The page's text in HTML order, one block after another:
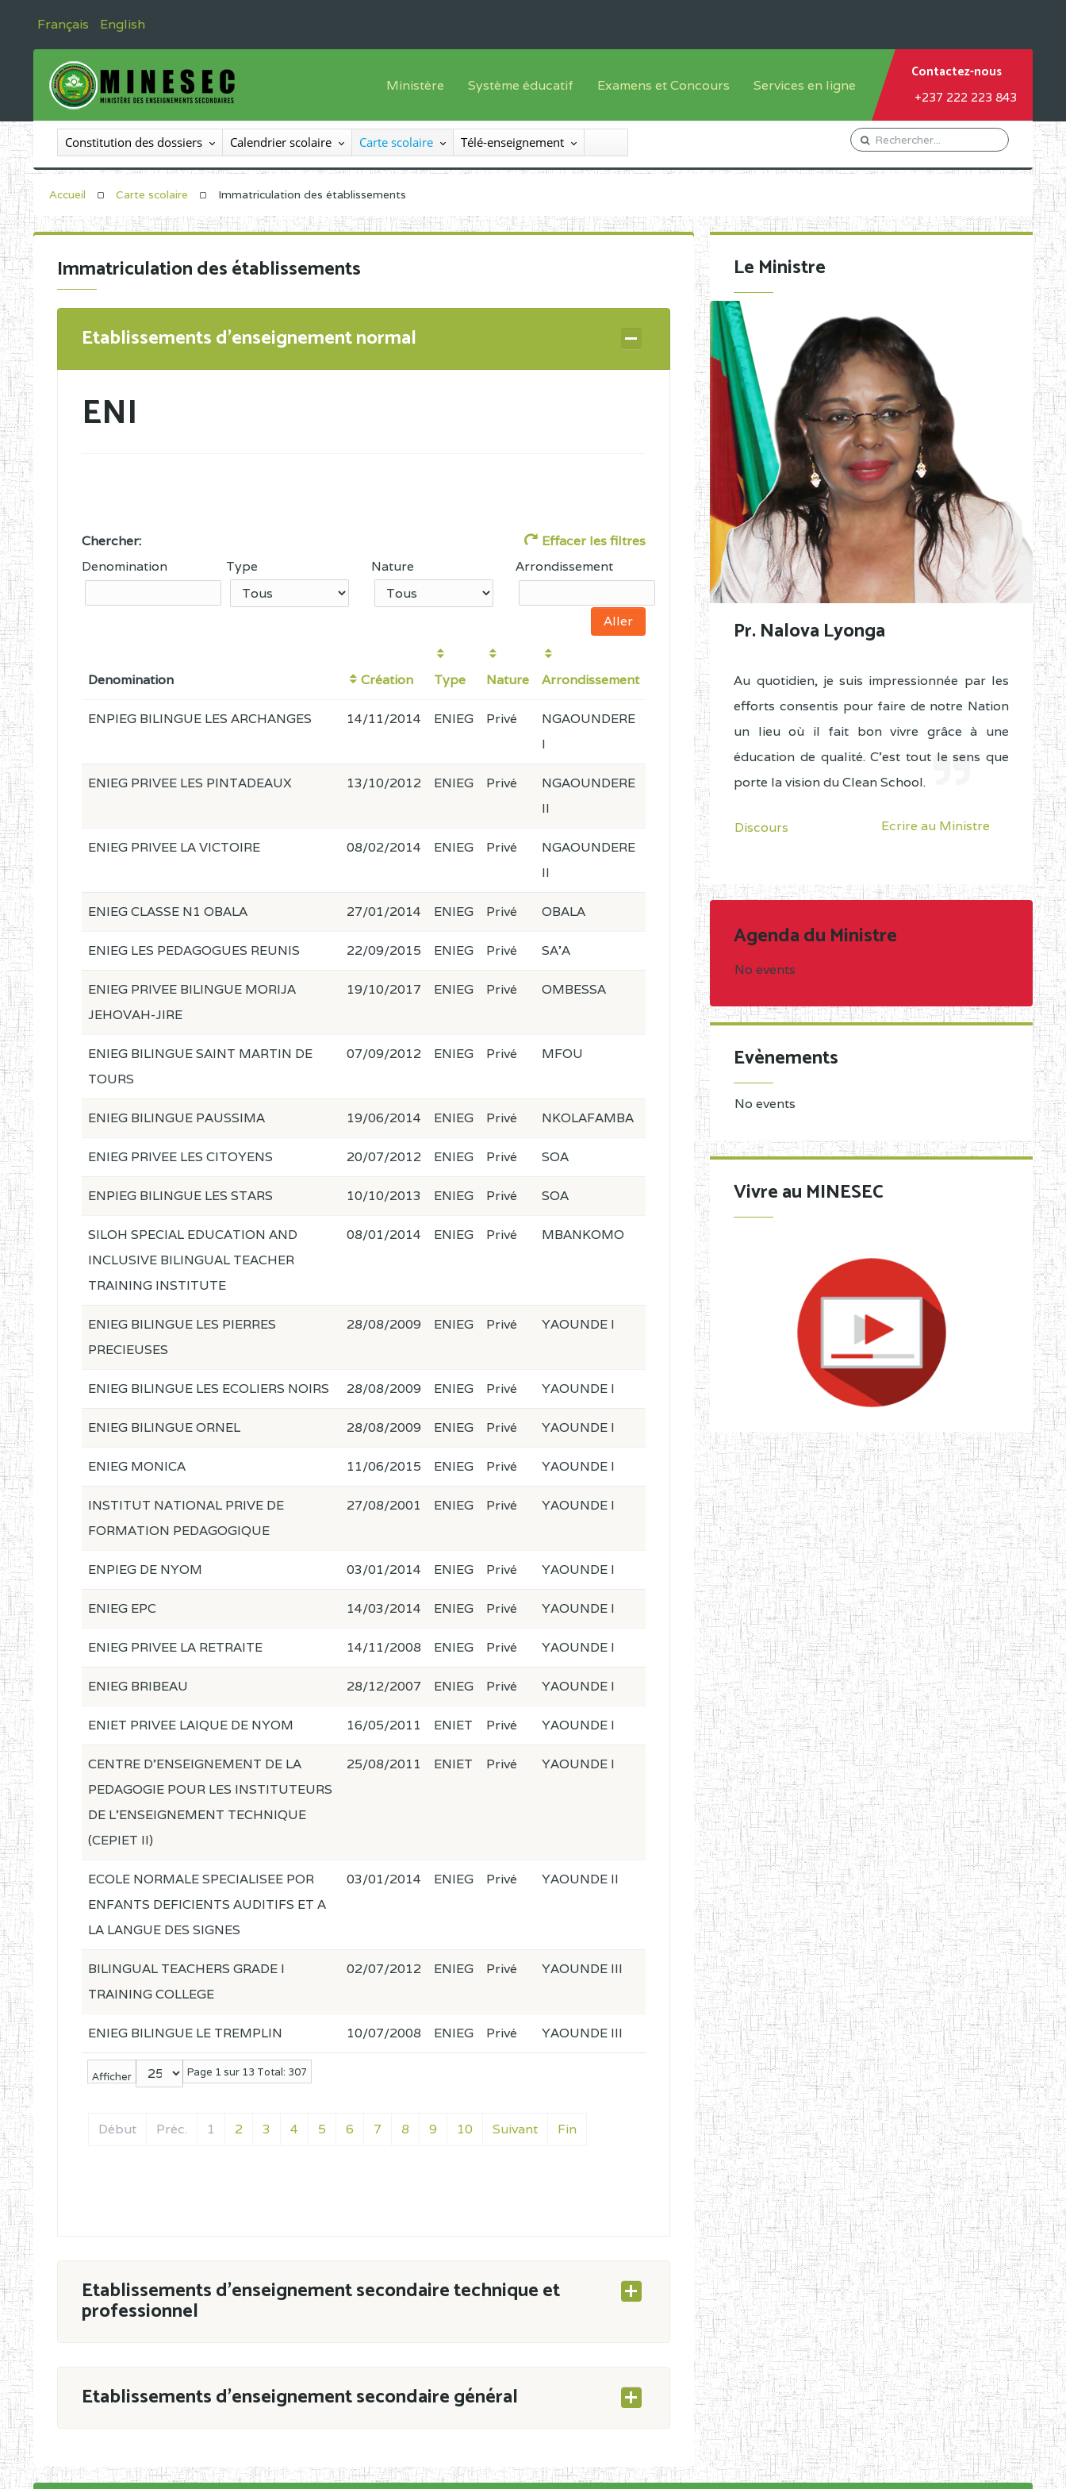
Français English
Ministère
Le Ministre
Le SEESEN
Inspection Générale des Enseignements
Organigramme
Système éducatif
Offre de formation
Sous système francophone
Progammes d'études
Examens et Concours
Inscriptions
Liste des candidats
Diplômes disponibles
Services en ligne
Orientation Conseil
Gestion du Personnel
Demande de subvention
Contactez-nous
+237 222 223 843
Constitution des dossiers Calendrier scolaire Carte scolaire Télé-enseignement
Accueil Carte scolaire Immatriculation des établissements
Immatriculation des établissements
Etablissements d'enseignement normal
ENI
Chercher:
Effacer les filtres
Denomination
Type Nature Arrondissement
Denomination Création Type Nature Arrondissement
Afficher Page 1 sur 13 Total: 307
Début Préc. 1 2 3 4 5 6 7 8 9 10 Suivant Fin
ENPIEG BILINGUE LES ARCHANGES 14/11/2014 ENIEG Privé
NGAOUNDERE
I
ENIEG PRIVEE LES PINTADEAUX 13/10/2012 ENIEG Privé
NGAOUNDERE
II
ENIEG PRIVEE LA VICTOIRE 08/02/2014 ENIEG Privé
NGAOUNDERE
II
ENIEG CLASSE N1 OBALA 27/01/2014 ENIEG Privé OBALA
ENIEG LES PEDAGOGUES REUNIS 22/09/2015 ENIEG Privé SA'A
ENIEG PRIVEE BILINGUE MORIJA
JEHOVAH-JIRE
19/10/2017 ENIEG Privé OMBESSA
ENIEG BILINGUE SAINT MARTIN DE
TOURS
07/09/2012 ENIEG Privé MFOU
ENIEG BILINGUE PAUSSIMA 19/06/2014 ENIEG Privé NKOLAFAMBA
ENIEG PRIVEE LES CITOYENS 20/07/2012 ENIEG Privé SOA
ENPIEG BILINGUE LES STARS 10/10/2013 ENIEG Privé SOA
SILOH SPECIAL EDUCATION AND
INCLUSIVE BILINGUAL TEACHER
TRAINING INSTITUTE
08/01/2014 ENIEG Privé MBANKOMO
ENIEG BILINGUE LES PIERRES
PRECIEUSES
28/08/2009 ENIEG Privé YAOUNDE I
ENIEG BILINGUE LES ECOLIERS NOIRS 28/08/2009 ENIEG Privé YAOUNDE I
ENIEG BILINGUE ORNEL 28/08/2009 ENIEG Privé YAOUNDE I
ENIEG MONICA 11/06/2015 ENIEG Privé YAOUNDE I
INSTITUT NATIONAL PRIVE DE
FORMATION PEDAGOGIQUE
27/08/2001 ENIEG Privé YAOUNDE I
ENPIEG DE NYOM 03/01/2014 ENIEG Privé YAOUNDE I
ENIEG EPC 14/03/2014 ENIEG Privé YAOUNDE I
ENIEG PRIVEE LA RETRAITE 14/11/2008 ENIEG Privé YAOUNDE I
ENIEG BRIBEAU 28/12/2007 ENIEG Privé YAOUNDE I
ENIET PRIVEE LAIQUE DE NYOM 16/05/2011 ENIET Privé YAOUNDE I
CENTRE D'ENSEIGNEMENT DE LA
PEDAGOGIE POUR LES INSTITUTEURS
DE L'ENSEIGNEMENT TECHNIQUE
(CEPIET II)
25/08/2011 ENIET Privé YAOUNDE I
ECOLE NORMALE SPECIALISEE POR
ENFANTS DEFICIENTS AUDITIFS ET A
LA LANGUE DES SIGNES
03/01/2014 ENIEG Privé YAOUNDE II
BILINGUAL TEACHERS GRADE I
TRAINING COLLEGE
02/07/2012 ENIEG Privé YAOUNDE III
ENIEG BILINGUE LE TREMPLIN 10/07/2008 ENIEG Privé YAOUNDE III
Etablissements d'enseignement secondaire technique et
professionnel
ESTP
Etablissements d'enseignement secondaire général
En application de la Décision N°90/11/MINESEC/CAB du 21 mars 2011 portant ouverture
Le Ministre
Pr. Nalova Lyonga
Au quotidien, je suis impressionnée par les
efforts consentis pour faire de notre Nation
un lieu où il fait bon vivre grâce à une
éducation de qualité. C'est tout le sens que
porte la vision du Clean School.
Discours Ecrire au Ministre
Agenda du Ministre
No events
Evènements
No events
Vivre au MINESEC